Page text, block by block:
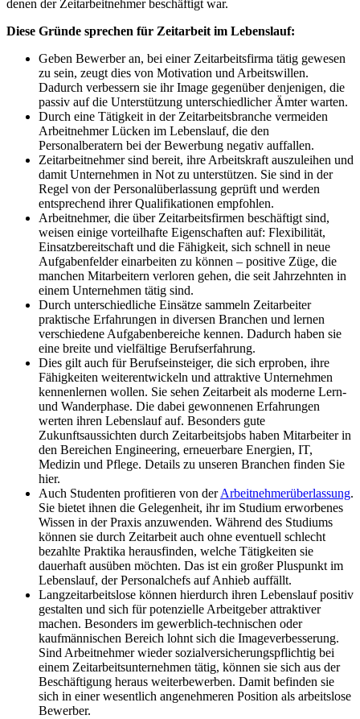
denen der Zeitarbeitnehmer beschäftigt war.
Diese Gründe sprechen für Zeitarbeit im Lebenslauf:
Geben Bewerber an, bei einer Zeitarbeitsfirma tätig gewesen
zu sein, zeugt dies von Motivation und Arbeitswillen.
Dadurch verbessern sie ihr Image gegenüber denjenigen, die
passiv auf die Unterstützung unterschiedlicher Ämter warten.
Durch eine Tätigkeit in der Zeitarbeitsbranche vermeiden
Arbeitnehmer Lücken im Lebenslauf, die den
Personalberatern bei der Bewerbung negativ auffallen.
Zeitarbeitnehmer sind bereit, ihre Arbeitskraft auszuleihen und
damit Unternehmen in Not zu unterstützen. Sie sind in der
Regel von der Personalüberlassung geprüft und werden
entsprechend ihrer Qualifikationen empfohlen.
Arbeitnehmer, die über Zeitarbeitsfirmen beschäftigt sind,
weisen einige vorteilhafte Eigenschaften auf: Flexibilität,
Einsatzbereitschaft und die Fähigkeit, sich schnell in neue
Aufgabenfelder einarbeiten zu können – positive Züge, die
manchen Mitarbeitern verloren gehen, die seit Jahrzehnten in
einem Unternehmen tätig sind.
Durch unterschiedliche Einsätze sammeln Zeitarbeiter
praktische Erfahrungen in diversen Branchen und lernen
verschiedene Aufgabenbereiche kennen. Dadurch haben sie
eine breite und vielfältige Berufserfahrung.
Dies gilt auch für Berufseinsteiger, die sich erproben, ihre
Fähigkeiten weiterentwickeln und attraktive Unternehmen
kennenlernen wollen. Sie sehen Zeitarbeit als moderne Lern-
und Wanderphase. Die dabei gewonnenen Erfahrungen
werten ihren Lebenslauf auf. Besonders gute
Zukunftsaussichten durch Zeitarbeitsjobs haben Mitarbeiter in
den Bereichen Engineering, erneuerbare Energien, IT,
Medizin und Pflege. Details zu unseren Branchen finden Sie
hier.
Auch Studenten profitieren von derArbeitnehmerüberlassung.
Sie bietet ihnen die Gelegenheit, ihr im Studium erworbenes
Wissen in der Praxis anzuwenden. Während des Studiums
können sie durch Zeitarbeit auch ohne eventuell schlecht
bezahlte Praktika herausfinden, welche Tätigkeiten sie
dauerhaft ausüben möchten. Das ist ein großer Pluspunkt im
Lebenslauf, der Personalchefs auf Anhieb auffällt.
Langzeitarbeitslose können hierdurch ihren Lebenslauf positiv
gestalten und sich für potenzielle Arbeitgeber attraktiver
machen. Besonders im gewerblich-technischen oder
kaufmännischen Bereich lohnt sich die Imageverbesserung.
Sind Arbeitnehmer wieder sozialversicherungspflichtig bei
einem Zeitarbeitsunternehmen tätig, können sie sich aus der
Beschäftigung heraus weiterbewerben. Damit befinden sie
sich in einer wesentlich angenehmeren Position als arbeitslose
Bewerber.